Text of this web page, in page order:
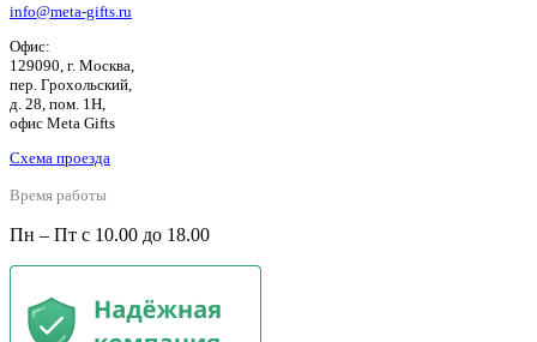
info@meta-gifts.ru
Офис:
129090, г. Москва,
пер. Грохольский,
д. 28, пом. 1Н,
офис Meta Gifts
Схема проезда
Время работы
Пн – Пт с 10.00 до 18.00